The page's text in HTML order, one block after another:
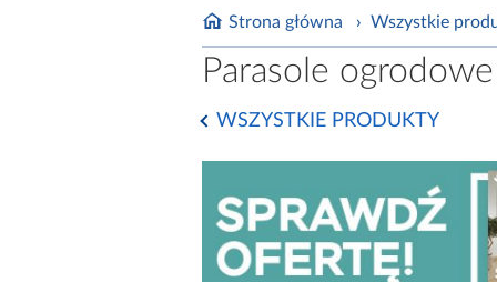
Strona główna › Wszystkie
Parasole ogrodowe
WSZYSTKIE PRODUKTY